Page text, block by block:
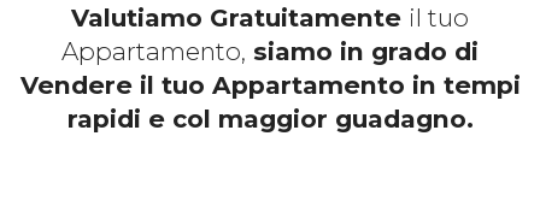
Valutiamo Gratuitamente il tuo
Appartamento, siamo in grado di
Vendere il tuo Appartamento in tempi
rapidi e col maggior guadagno.